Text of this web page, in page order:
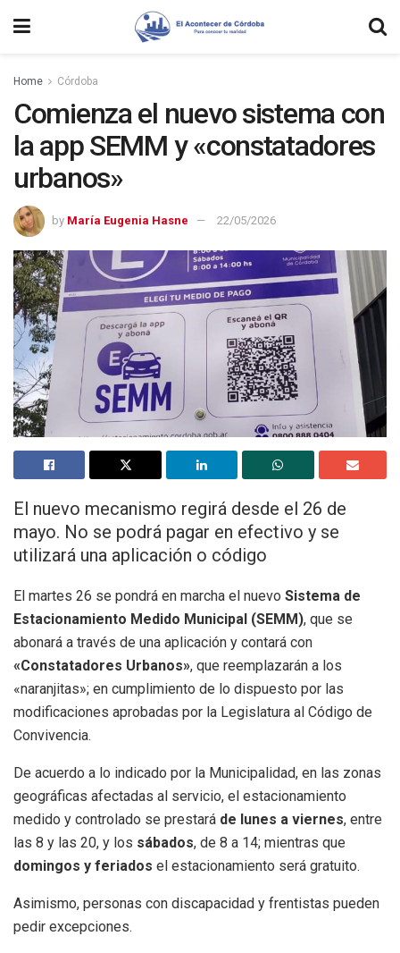
Home Córdoba
Comienza el nuevo sistema con
la app SEMM y «constatadores
urbanos»
by María Eugenia Hasne 22/05/2026
El nuevo mecanismo regirá desde el 26 de
mayo. No se podrá pagar en efectivo y se
utilizará una aplicación o código
El martes 26 se pondrá en marcha el nuevo Sistema de
Estacionamiento Medido Municipal (SEMM), que se
abonará a través de una aplicación y contará con
«Constatadores Urbanos», que reemplazarán a los
«naranjitas»; en cumplimiento de lo dispuesto por las
modificaciones aprobadas por la Legislatura al Código de
Convivencia.
De acuerdo a lo indicado por la Municipalidad, en las zonas
geográficas afectadas al servicio, el estacionamiento
medido y controlado se prestará de lunes a viernes, entre
las 8 y las 20, y los sábados, de 8 a 14; mientras que
domingos y feriados el estacionamiento será gratuito.
Asimismo, personas con discapacidad y frentistas pueden
pedir excepciones.